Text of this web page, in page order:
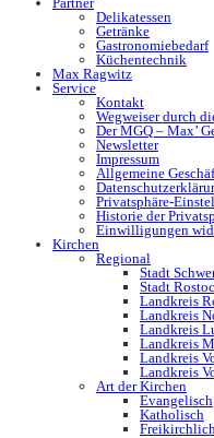
Delikatessen
Getränke
Gastronomiebedarf
Küchentechnik
Max Ragwitz
Service
Kontakt
Wegweiser durch
Der MGQ – Max’
Newsletter
Impressum
Allgemeine
Privatsphäre-
Historie der
Einwilligungen
Kirchen
Regional
Stadt
Stadt
Landkreis
Landkreis
Landkreis
Landkreis
Landkreis
Landkreis
Art der Kirchen
Evangelisch
Katholisch